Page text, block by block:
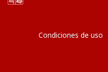
Condiciones de uso